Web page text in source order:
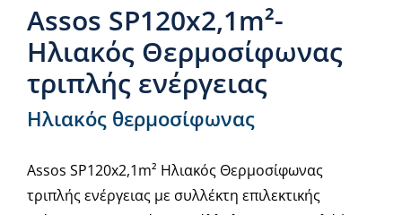
Assos SP120x2,1m²-
Ηλιακός Θερμοσίφωνας
τριπλής ενέργειας
Ηλιακός θερμοσίφωνας
Assos SP120x2,1m² Ηλιακός Θερμοσίφωνας
τριπλής ενέργειας με συλλέκτη επιλεκτικής